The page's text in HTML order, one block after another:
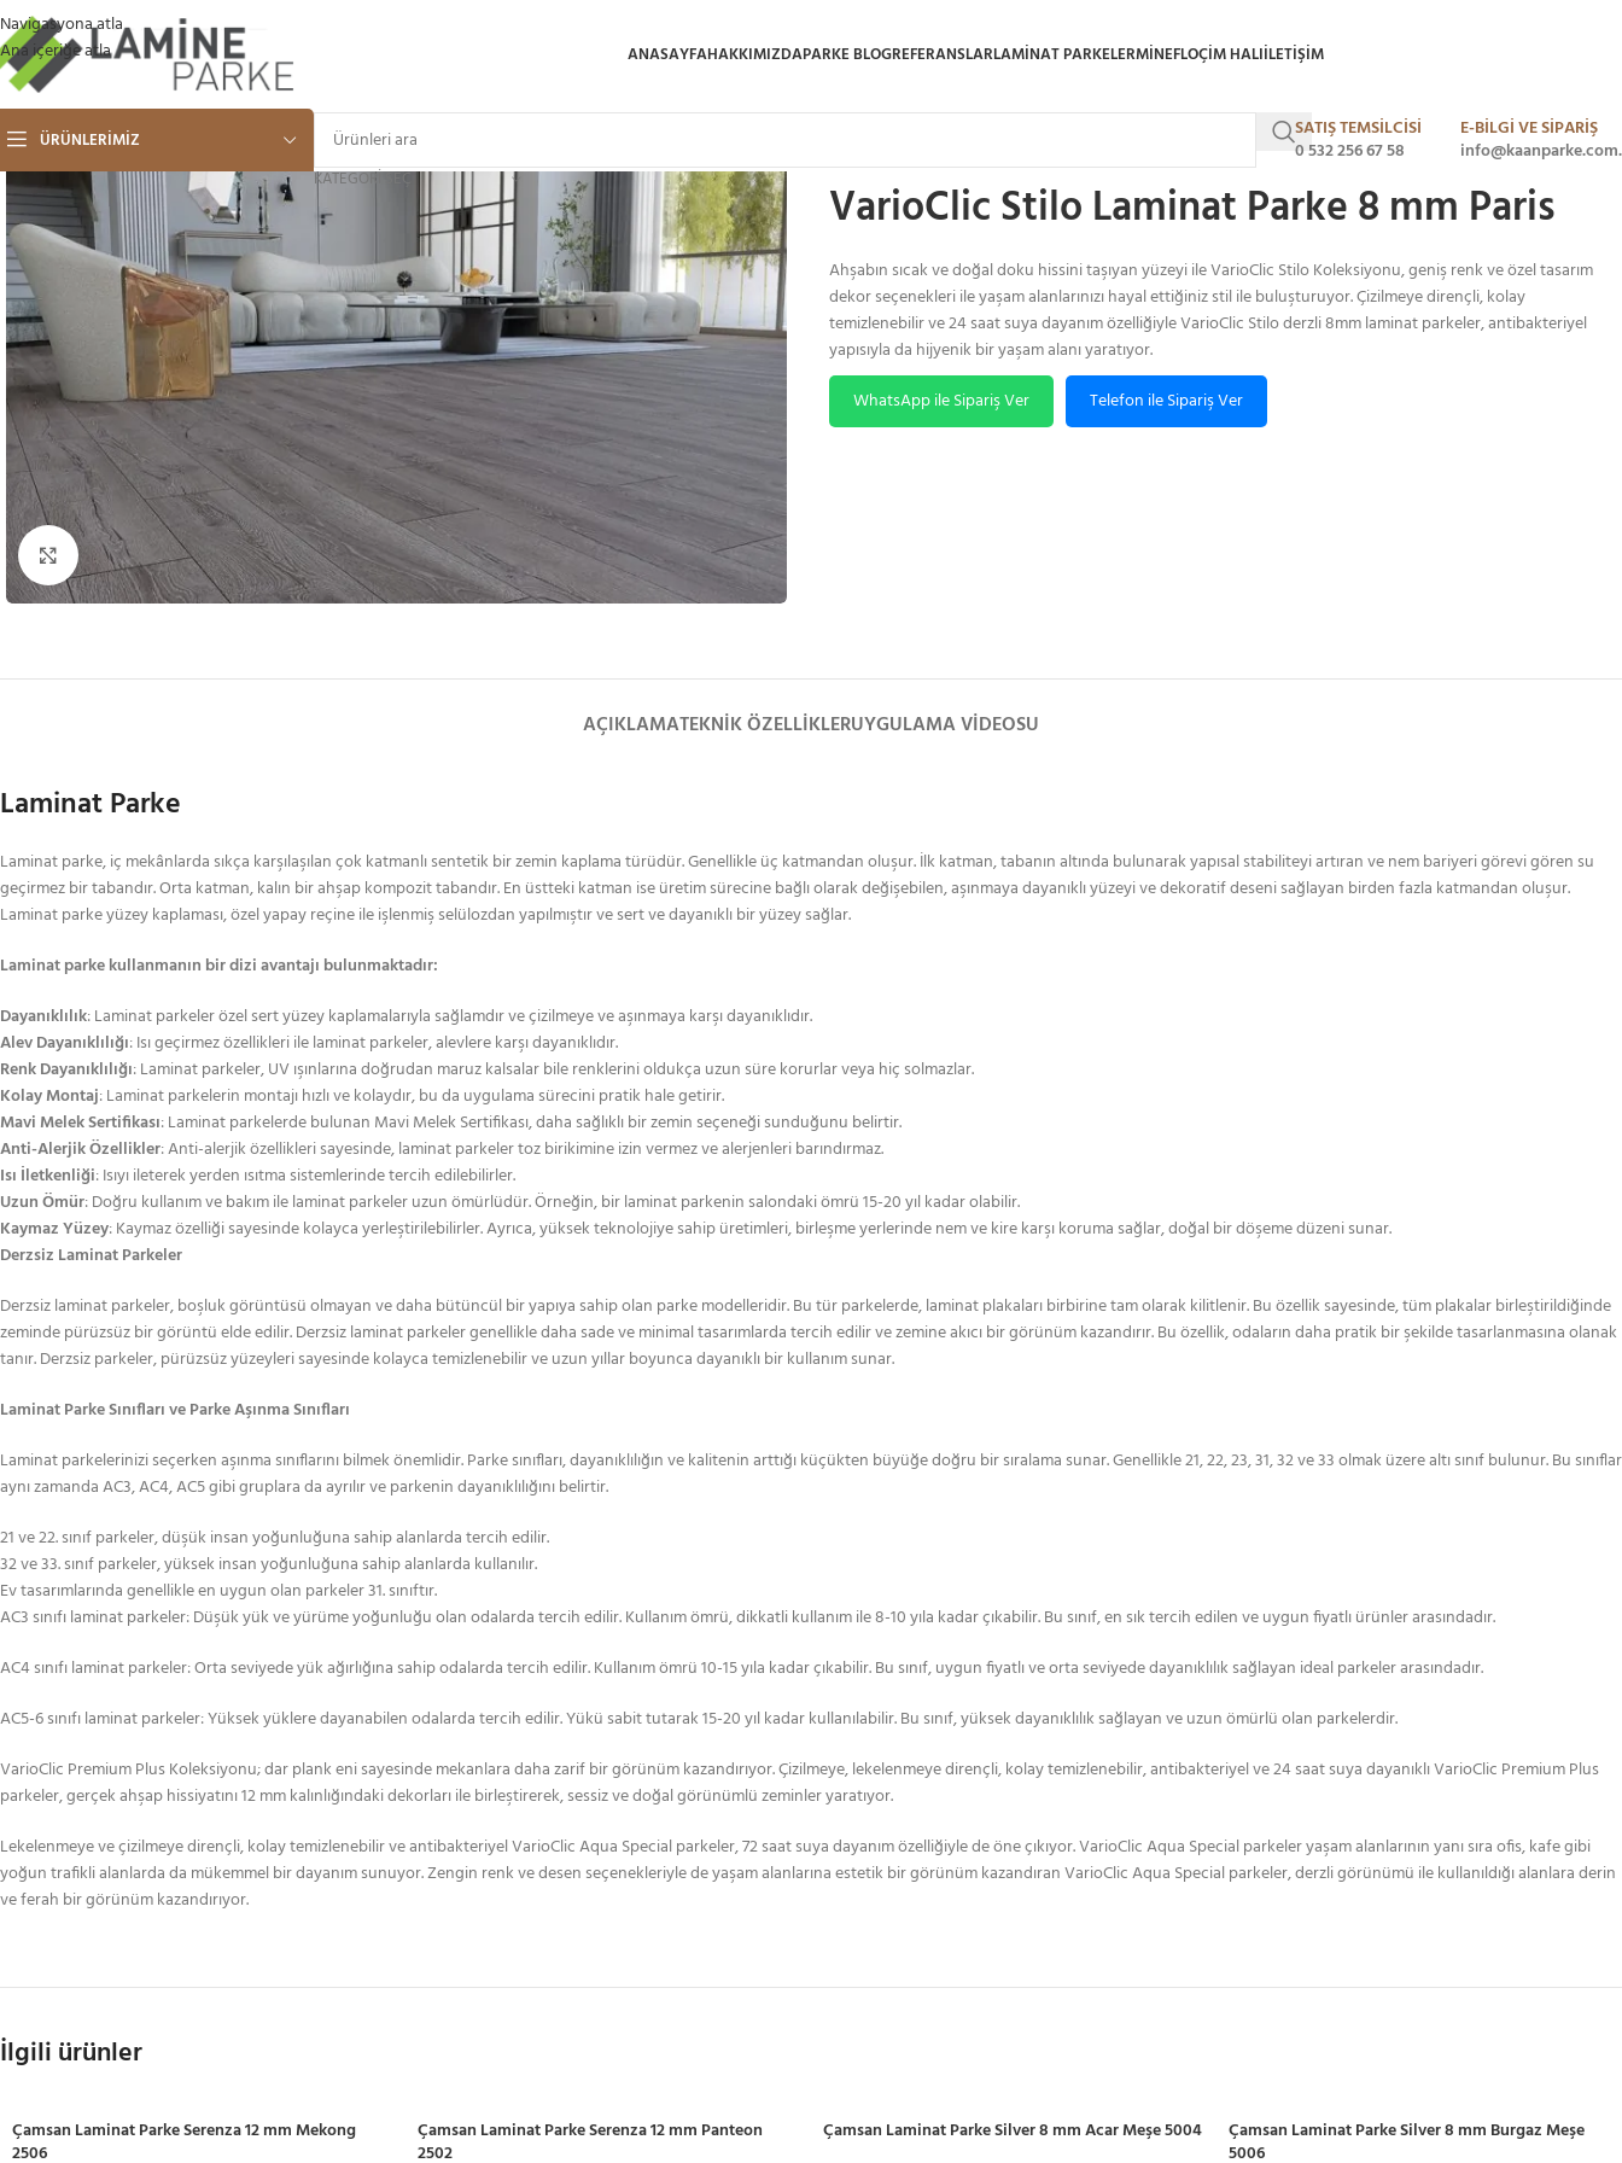
Navigasyona atla
Ana içeriğe atla
ANASAYFAHAKKIMIZDAPARKE BLOGREFERANSLARLAMINAT PARKELERMINEFLOÇIM HALIILETIŞIM
ÜRÜNLERIMIZ
KATEGORI SEÇ
SATIŞ TEMSİLCİSİ
0 532 256 67 58
E-BİLGİ VE SİPARİŞ
Büyütmek için tıklayın
VarioClic Stilo Laminat Parke 8 mm Paris
VarioClic Stilo Laminat Parke 8 mm Paris
Ahşabın sıcak ve doğal doku hissini taşıyan yüzeyi ile VarioClic Stilo Koleksiyonu, geniş renk ve özel tasarım
dekor seçenekleri ile yaşam alanlarınızı hayal ettiğiniz stil ile buluşturuyor. Çizilmeye dirençli, kolay
temizlenebilir ve 24 saat suya dayanım özelliğiyle VarioClic Stilo derzli 8mm laminat parkeler, antibakteriyel
yapısıyla da hijyenik bir yaşam alanı yaratıyor.
WhatsApp ile Sipariş Ver
Telefon ile Sipariş Ver
AÇIKLAMATEKNIK ÖZELLIKLERUYGULAMA VIDEOSU
Laminat Parke
Laminat parke, iç mekânlarda sıkça karşılaşılan çok katmanlı sentetik bir zemin kaplama türüdür. Genellikle üç katmandan oluşur. İlk katman, tabanın altında bulunarak yapısal stabiliteyi artıran ve nem bariyeri görevi gören su
geçirmez bir tabandır. Orta katman, kalın bir ahşap kompozit tabandır. En üstteki katman ise üretim sürecine bağlı olarak değişebilen, aşınmaya dayanıklı yüzeyi ve dekoratif deseni sağlayan birden fazla katmandan oluşur.
Laminat parke yüzey kaplaması, özel yapay reçine ile işlenmiş selülozdan yapılmıştır ve sert ve dayanıklı bir yüzey sağlar.
Laminat parke kullanmanın bir dizi avantajı bulunmaktadır:
Dayanıklılık: Laminat parkeler özel sert yüzey kaplamalarıyla sağlamdır ve çizilmeye ve aşınmaya karşı dayanıklıdır.
Alev Dayanıklılığı: Isı geçirmez özellikleri ile laminat parkeler, alevlere karşı dayanıklıdır.
Renk Dayanıklılığı: Laminat parkeler, UV ışınlarına doğrudan maruz kalsalar bile renklerini oldukça uzun süre korurlar veya hiç solmazlar.
Kolay Montaj: Laminat parkelerin montajı hızlı ve kolaydır, bu da uygulama sürecini pratik hale getirir.
Mavi Melek Sertifikası: Laminat parkelerde bulunan Mavi Melek Sertifikası, daha sağlıklı bir zemin seçeneği sunduğunu belirtir.
Anti-Alerjik Özellikler: Anti-alerjik özellikleri sayesinde, laminat parkeler toz birikimine izin vermez ve alerjenleri barındırmaz.
Isı İletkenliği: Isıyı ileterek yerden ısıtma sistemlerinde tercih edilebilirler.
Uzun Ömür: Doğru kullanım ve bakım ile laminat parkeler uzun ömürlüdür. Örneğin, bir laminat parkenin salondaki ömrü 15-20 yıl kadar olabilir.
Kaymaz Yüzey: Kaymaz özelliği sayesinde kolayca yerleştirilebilirler. Ayrıca, yüksek teknolojiye sahip üretimleri, birleşme yerlerinde nem ve kire karşı koruma sağlar, doğal bir döşeme düzeni sunar.
Derzsiz Laminat Parkeler
Derzsiz laminat parkeler, boşluk görüntüsü olmayan ve daha bütüncül bir yapıya sahip olan parke modelleridir. Bu tür parkelerde, laminat plakaları birbirine tam olarak kilitlenir. Bu özellik sayesinde, tüm plakalar birleştirildiğinde
zeminde pürüzsüz bir görüntü elde edilir. Derzsiz laminat parkeler genellikle daha sade ve minimal tasarımlarda tercih edilir ve zemine akıcı bir görünüm kazandırır. Bu özellik, odaların daha pratik bir şekilde tasarlanmasına olanak
tanır. Derzsiz parkeler, pürüzsüz yüzeyleri sayesinde kolayca temizlenebilir ve uzun yıllar boyunca dayanıklı bir kullanım sunar.
Laminat Parke Sınıfları ve Parke Aşınma Sınıfları
Laminat parkelerinizi seçerken aşınma sınıflarını bilmek önemlidir. Parke sınıfları, dayanıklılığın ve kalitenin arttığı küçükten büyüğe doğru bir sıralama sunar. Genellikle 21, 22, 23, 31, 32 ve 33 olmak üzere altı sınıf bulunur. Bu sınıflar
aynı zamanda AC3, AC4, AC5 gibi gruplara da ayrılır ve parkenin dayanıklılığını belirtir.
21 ve 22. sınıf parkeler, düşük insan yoğunluğuna sahip alanlarda tercih edilir.
32 ve 33. sınıf parkeler, yüksek insan yoğunluğuna sahip alanlarda kullanılır.
Ev tasarımlarında genellikle en uygun olan parkeler 31. sınıftır.
AC3 sınıfı laminat parkeler: Düşük yük ve yürüme yoğunluğu olan odalarda tercih edilir. Kullanım ömrü, dikkatli kullanım ile 8-10 yıla kadar çıkabilir. Bu sınıf, en sık tercih edilen ve uygun fiyatlı ürünler arasındadır.
AC4 sınıfı laminat parkeler: Orta seviyede yük ağırlığına sahip odalarda tercih edilir. Kullanım ömrü 10-15 yıla kadar çıkabilir. Bu sınıf, uygun fiyatlı ve orta seviyede dayanıklılık sağlayan ideal parkeler arasındadır.
AC5-6 sınıfı laminat parkeler: Yüksek yüklere dayanabilen odalarda tercih edilir. Yükü sabit tutarak 15-20 yıl kadar kullanılabilir. Bu sınıf, yüksek dayanıklılık sağlayan ve uzun ömürlü olan parkelerdir.
VarioClic Premium Plus Koleksiyonu; dar plank eni sayesinde mekanlara daha zarif bir görünüm kazandırıyor. Çizilmeye, lekelenmeye dirençli, kolay temizlenebilir, antibakteriyel ve 24 saat suya dayanıklı VarioClic Premium Plus
parkeler, gerçek ahşap hissiyatını 12 mm kalınlığındaki dekorları ile birleştirerek, sessiz ve doğal görünümlü zeminler yaratıyor.
Lekelenmeye ve çizilmeye dirençli, kolay temizlenebilir ve antibakteriyel VarioClic Aqua Special parkeler, 72 saat suya dayanım özelliğiyle de öne çıkıyor. VarioClic Aqua Special parkeler yaşam alanlarının yanı sıra ofis, kafe gibi
yoğun trafikli alanlarda da mükemmel bir dayanım sunuyor. Zengin renk ve desen seçenekleriyle de yaşam alanlarına estetik bir görünüm kazandıran VarioClic Aqua Special parkeler, derzli görünümü ile kullanıldığı alanlara derin
ve ferah bir görünüm kazandırıyor.
İlgili ürünler
Çamsan Laminat Parke Serenza 12 mm Mekong
2506
Çamsan Laminat Parke Serenza 12 mm Panteon
2502
Çamsan Laminat Parke Silver 8 mm Acar Meşe 5004
Çamsan Laminat Parke Silver 8 mm Burgaz Meşe
5006